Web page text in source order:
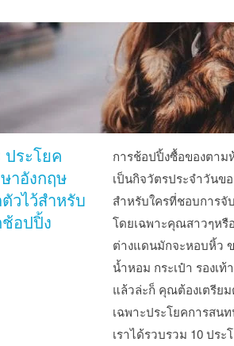
ประโยค
าอังกฤษ
วไว้สำหรับ
อปปิ้ง
การช้อปปิ้งซื้อของตา
เป็นกิจวัตรประจำวันข
สำหรับใครที่ชอบการจั
โดยเฉพาะคุณสาวๆหรื
ต่างแดนมักจะหอบหิ้ว
น้ำหอม กระเป๋า รองเ
แล้วล่ะก็ คุณต้องเตรียม
เฉพาะประโยคการสน
เราได้รวบรวม 10 ปร